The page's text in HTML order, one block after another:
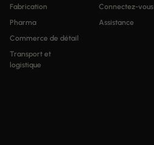
Fabrication
Pharma
Commerce de détail
Transport et
logistique
Connectez-vous
Assistance